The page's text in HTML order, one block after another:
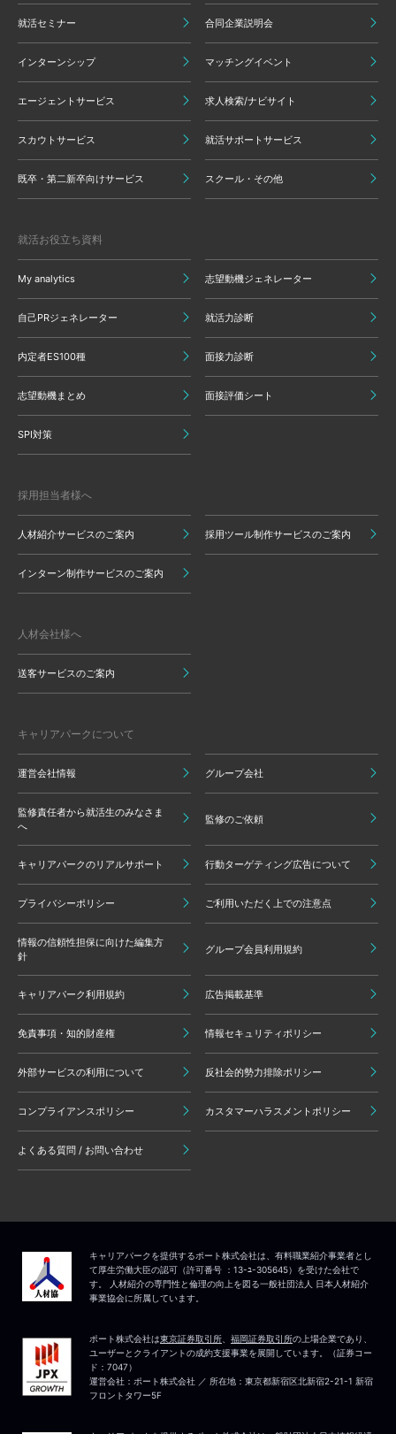
就活セミナー 合同企業説明会
インターンシップ マッチングイベント
エージェントサービス 求人検索/ナビサイト
スカウトサービス 就活サポートサービス
既卒・第二新卒向けサービス スクール・その他
就活お役立ち資料
My analytics 志望動機ジェネレーター
自己PRジェネレーター 就活力診断
内定者ES100種 面接力診断
志望動機まとめ 面接評価シート
SPI対策
採用担当者様へ
人材紹介サービスのご案内 採用ツール制作サービスのご案内
インターン制作サービスのご案内
人材会社様へ
送客サービスのご案内
キャリアパークについて
運営会社情報 グループ会社
監修責任者から就活生のみなさま
へ
監修のご依頼
キャリアパークのリアルサポート 行動ターゲティング広告について
プライバシーポリシー ご利用いただく上での注意点
情報の信頼性担保に向けた編集方
針
グループ会員利用規約
キャリアパーク利用規約 広告掲載基準
免責事項・知的財産権 情報セキュリティポリシー
外部サービスの利用について 反社会的勢力排除ポリシー
コンプライアンスポリシー カスタマーハラスメントポリシー
よくある質問 / お問い合わせ